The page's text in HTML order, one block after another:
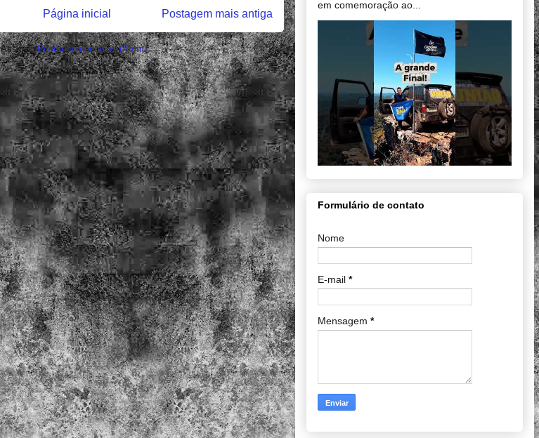
Postagem mais antiga
Página inicial
Assinar:Postar comentários (Atom)
em comemoração ao...
Formulário de contato
Nome
E-mail *
Mensagem *